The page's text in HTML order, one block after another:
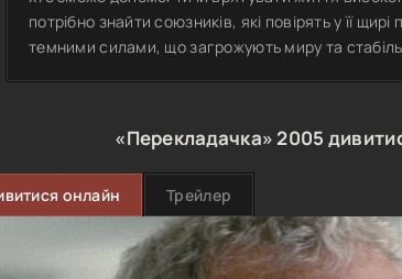
потрібно знайти союзників, які повірять у її
темними силами, що загрожують миру та
«Перекладачка»2005
онлайн Трейлер